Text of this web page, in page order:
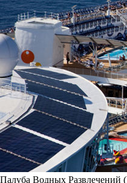
Палуба Водных Развлечений